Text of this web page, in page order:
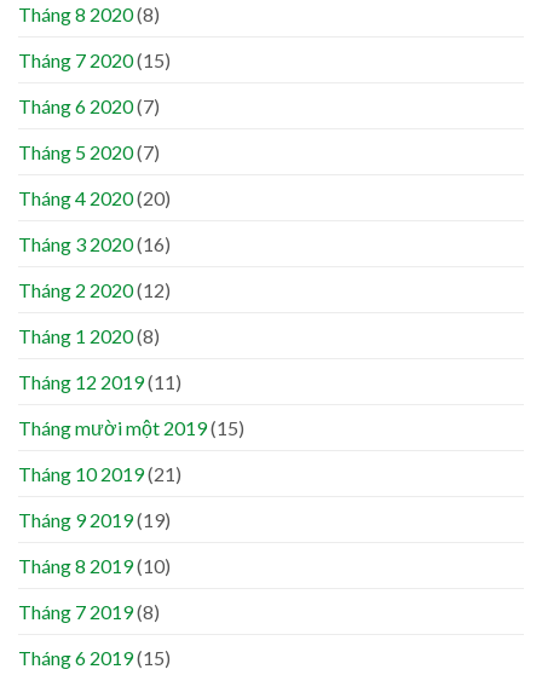
Tháng 8 2020(8)
Tháng 7 2020(15)
Tháng 6 2020(7)
Tháng 5 2020(7)
Tháng 4 2020(20)
Tháng 3 2020(16)
Tháng 2 2020(12)
Tháng 1 2020(8)
Tháng 12 2019(11)
Tháng mười một 2019(15)
Tháng 10 2019(21)
Tháng 9 2019(19)
Tháng 8 2019(10)
Tháng 7 2019(8)
Tháng 6 2019(15)